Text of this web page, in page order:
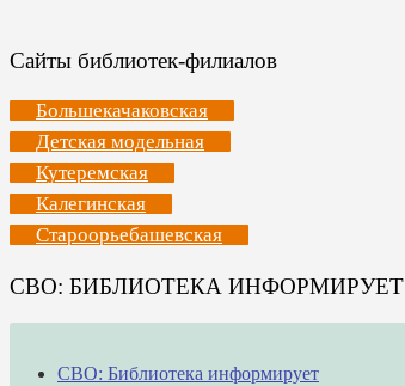
Сайты библиотек-филиалов
Большекачаковская
Детская модельная
Кутеремская
Калегинская
Староорьебашевская
СВО: БИБЛИОТЕКА ИНФОРМИРУЕТ
СВО: Библиотека информирует